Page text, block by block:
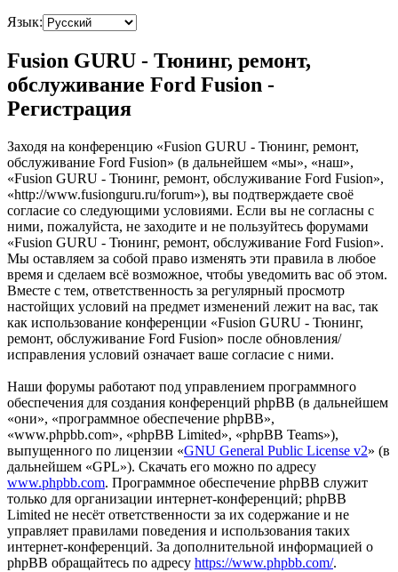
Язык:
Fusion GURU - Тюнинг, ремонт,
обслуживание Ford Fusion -
Регистрация
Заходя на конференцию «Fusion GURU - Тюнинг, ремонт,
обслуживание Ford Fusion» (в дальнейшем «мы», «наш»,
«Fusion GURU - Тюнинг, ремонт, обслуживание Ford Fusion»,
«http://www.fusionguru.ru/forum»), вы подтверждаете своё
согласие со следующими условиями. Если вы не согласны с
ними, пожалуйста, не заходите и не пользуйтесь форумами
«Fusion GURU - Тюнинг, ремонт, обслуживание Ford Fusion».
Мы оставляем за собой право изменять эти правила в любое
время и сделаем всё возможное, чтобы уведомить вас об этом.
Вместе с тем, ответственность за регулярный просмотр
настойщих условий на предмет изменений лежит на вас, так
как использование конференции «Fusion GURU - Тюнинг,
ремонт, обслуживание Ford Fusion» после обновления/
исправления условий означает ваше согласие с ними.
Наши форумы работают под управлением программного
обеспечения для создания конференций phpBB (в дальнейшем
«они», «программное обеспечение phpBB»,
«www.phpbb.com», «phpBB Limited», «phpBB Teams»),
выпущенного по лицензии «GNU General Public License v2» (в
дальнейшем «GPL»). Скачать его можно по адресу
www.phpbb.com. Программное обеспечение phpBB служит
только для организации интернет-конференций; phpBB
Limited не несёт ответственности за их содержание и не
управляет правилами поведения и использования таких
интернет-конференций. За дополнительной информацией о
phpBB обращайтесь по адресу https://www.phpbb.com/.